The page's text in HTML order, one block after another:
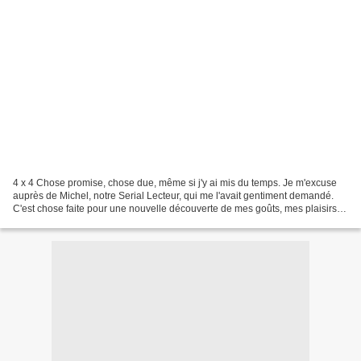
4 x 4 Chose promise, chose due, même si j'y ai mis du temps. Je m'excuse
auprès de Michel, notre Serial Lecteur, qui me l'avait gentiment demandé.
C'est chose faite pour une nouvelle découverte de mes goûts, mes plaisirs et